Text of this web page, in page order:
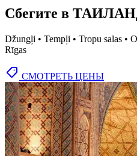
Сбегите в
Džungļi • Tempļi • Tropu salas •
Rīgas
СМОТРЕТЬ ЦЕНЫ